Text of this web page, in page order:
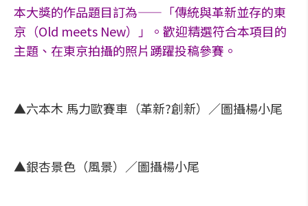
本大獎的作品題目訂為——「傳統與革新並存的東
京（Old meets New）」。歡迎精選符合本項目的
主題、在東京拍攝的照片踴躍投稿參賽。
▲六本木 馬力歐賽車（革新?創新）／圖攝楊小尾
▲銀杏景色（風景）／圖攝楊小尾